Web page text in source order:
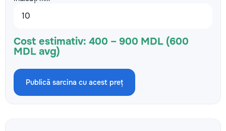
Cost estimativ: 400 – 900 MDL (600
MDL avg)
Publică sarcina cu acest preț